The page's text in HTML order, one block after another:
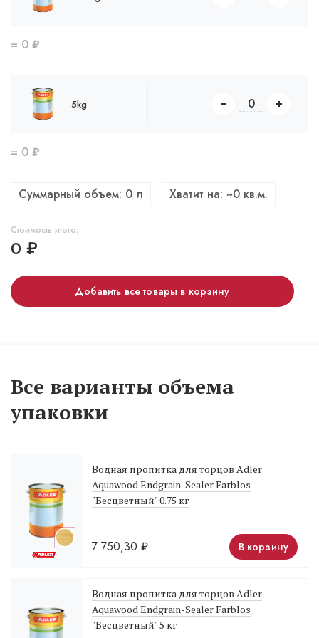
= 0 ₽
5kg
= 0 ₽
Суммарный объем: 0 л Хватит на: ~0 кв.м.
Стоимость итого:
0 ₽
Добавить все товары в корзину
Все варианты объема
упаковки
Водная пропитка для торцов Adler
Aquawood Endgrain-Sealer Farblos
"Бесцветный" 0.75 кг
7 750,30 ₽ В корзину
Водная пропитка для торцов Adler
Aquawood Endgrain-Sealer Farblos
"Бесцветный" 5 кг